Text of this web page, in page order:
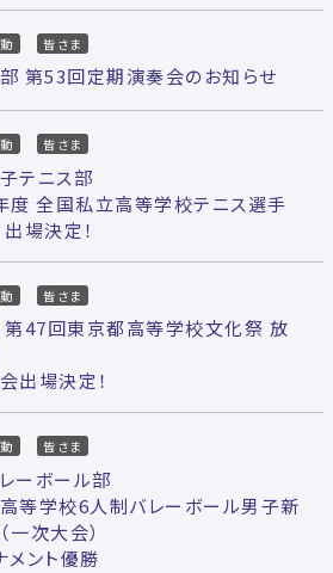
皆さま
第53回定期演奏会のお知らせ
皆さま
テニス部
度 全国私立高等学校テニス選手
場決定！
皆さま
47回東京都高等学校文化祭 放
出場決定！
皆さま
ーボール部
等学校6人制バレーボール男子新
一次大会）
メント優勝